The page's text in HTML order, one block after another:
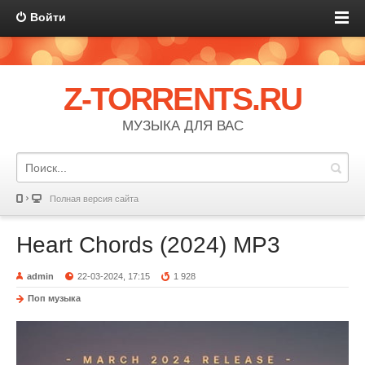
Войти
Z-TORRENTS.RU
МУЗЫКА ДЛЯ ВАС
Полная версия сайта
Heart Chords (2024) MP3
admin 22-03-2024, 17:15 1 928
Поп музыка